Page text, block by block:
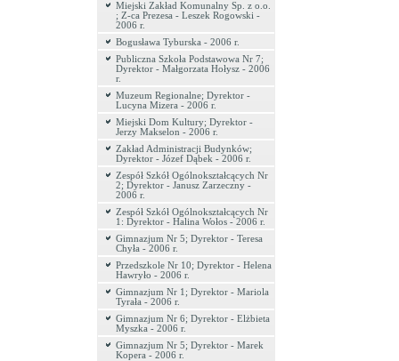
Miejski Zakład Komunalny Sp. z o.o.
; Z-ca Prezesa - Leszek Rogowski -
2006 r.
Bogusława Tyburska - 2006 r.
Publiczna Szkoła Podstawowa Nr 7;
Dyrektor - Małgorzata Hołysz - 2006
r.
Muzeum Regionalne; Dyrektor -
Lucyna Mizera - 2006 r.
Miejski Dom Kultury; Dyrektor -
Jerzy Makselon - 2006 r.
Zakład Administracji Budynków;
Dyrektor - Józef Dąbek - 2006 r.
Zespół Szkół Ogólnokształcących Nr
2; Dyrektor - Janusz Zarzeczny -
2006 r.
Zespół Szkół Ogólnokształcących Nr
1: Dyrektor - Halina Wołos - 2006 r.
Gimnazjum Nr 5; Dyrektor - Teresa
Chyła - 2006 r.
Przedszkole Nr 10; Dyrektor - Helena
Hawryło - 2006 r.
Gimnazjum Nr 1; Dyrektor - Mariola
Tyrała - 2006 r.
Gimnazjum Nr 6; Dyrektor - Elżbieta
Myszka - 2006 r.
Gimnazjum Nr 5; Dyrektor - Marek
Kopera - 2006 r.